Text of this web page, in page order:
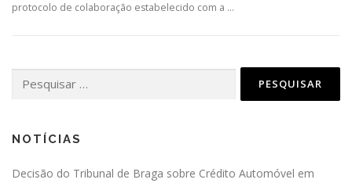
protocolo de colaboração estabelecido com a …
por:
NOTÍCIAS
Decisão do Tribunal de Braga sobre Crédito Automóvel em